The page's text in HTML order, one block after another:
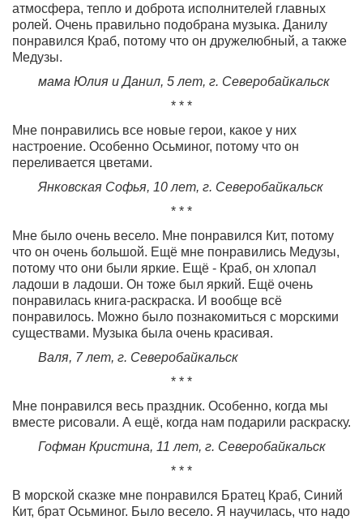
атмосфера, тепло и доброта исполнителей главных
ролей. Очень правильно подобрана музыка. Данилу
понравился Краб, потому что он дружелюбный, а также
Медузы.
мама Юлия и Данил, 5 лет, г. Северобайкальск
* * *
Мне понравились все новые герои, какое у них
настроение. Особенно Осьминог, потому что он
переливается цветами.
Янковская Софья, 10 лет, г. Северобайкальск
* * *
Мне было очень весело. Мне понравился Кит, потому
что он очень большой. Ещё мне понравились Медузы,
потому что они были яркие. Ещё - Краб, он хлопал
ладоши в ладоши. Он тоже был яркий. Ещё очень
понравилась книга-раскраска. И вообще всё
понравилось. Можно было познакомиться с морскими
существами. Музыка была очень красивая.
Валя, 7 лет, г. Северобайкальск
* * *
Мне понравился весь праздник. Особенно, когда мы
вместе рисовали. А ещё, когда нам подарили раскраску.
Гофман Кристина, 11 лет, г. Северобайкальск
* * *
В морской сказке мне понравился Братец Краб, Синий
Кит, брат Осьминог. Было весело. Я научилась, что надо